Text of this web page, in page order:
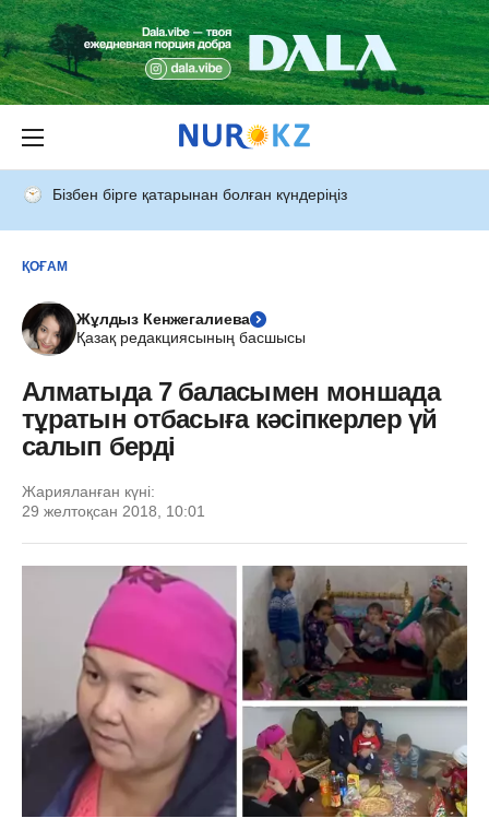
Бізбен бірге қатарынан болған күндеріңіз
ҚОҒАМ
Жұлдыз Кенжегалиева
Қазақ редакциясының басшысы
Алматыда 7 баласымен моншада
тұратын отбасыға кәсіпкерлер үй
салып берді
Жарияланған күні:
29 желтоқсан 2018, 10:01